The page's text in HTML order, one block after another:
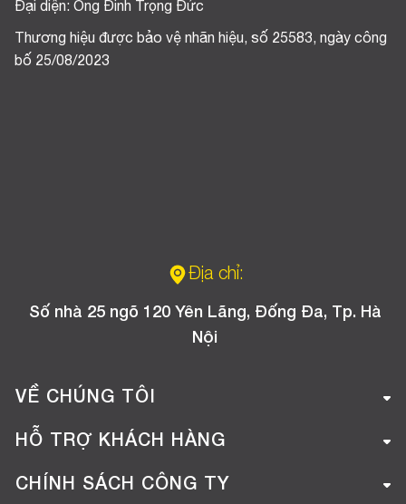
Đại diện: Ông Đinh Trọng Đức
Thương hiệu được bảo vệ nhãn hiệu, số 25583, ngày công
bố 25/08/2023
Địa chỉ:
Số nhà 25 ngõ 120 Yên Lãng, Đống Đa, Tp. Hà
Nội
VỀ CHÚNG TÔI
Giới thiệu công ty
Tuyển dụng
HỖ TRỢ KHÁCH HÀNG
Hướng dẫn mua hàng online
CHÍNH SÁCH CÔNG TY